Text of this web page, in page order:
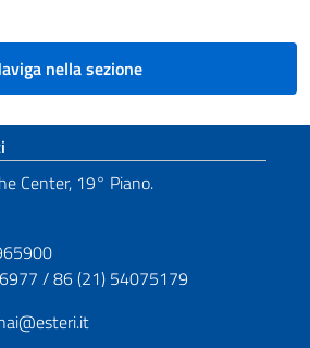
nella sezione
Center, 19° Piano.
/ 86 (21) 54075179